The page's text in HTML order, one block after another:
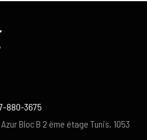
880-3675
Bloc B 2 ème étage Tunis, 1053